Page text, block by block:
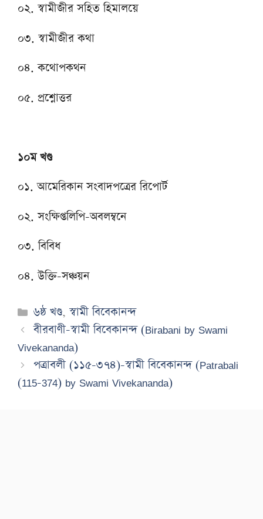
০২. স্বামীজীর সহিত হিমালয়ে
০৩. স্বামীজীর কথা
০৪. কথোপকথন
০৫. প্রশ্নোত্তর
১০ম খণ্ড
০১. আমেরিকান সংবাদপত্রের রিপোর্ট
০২. সংক্ষিপ্তলিপি-অবলম্বনে
০৩. বিবিধ
০৪. উক্তি-সঞ্চয়ন
Categories
৬ষ্ঠ খণ্ড,স্বামী বিবেকানন্দ
বীরবাণী-স্বামী বিবেকানন্দ (Birabani by Swami
Vivekananda)
পত্রাবলী (১১৫-৩৭৪)-স্বামী বিবেকানন্দ (Patrabali
(115-374) by Swami Vivekananda)